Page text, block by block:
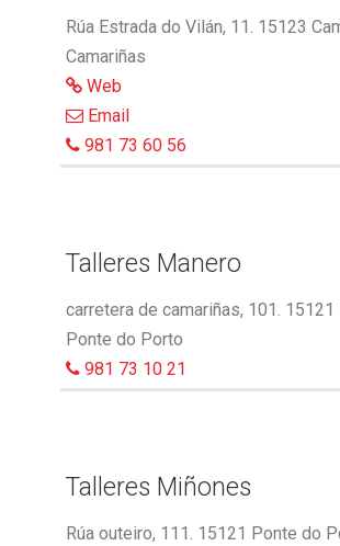
Rúa Estrada do Vilán, 11. 15123
Camariñas
Web
Email
981 73 60 56
Talleres Manero
carretera de camariñas, 101. 15121
Ponte do Porto
981 73 10 21
Talleres Miñones
Rúa outeiro, 111. 15121 Ponte do